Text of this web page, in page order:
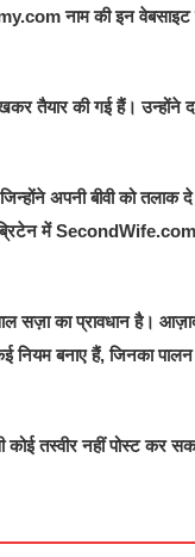
नाम की इन वेबसाइट
तैयार की गई हैं। उन्होंने
अपनी बीवी को तलाक दे
ब्रिटेन में
सज़ा का प्रावधान है।
नियम बनाए हैं, जिनका
कोई तस्‍वीर नहीं पोस्‍ट कर